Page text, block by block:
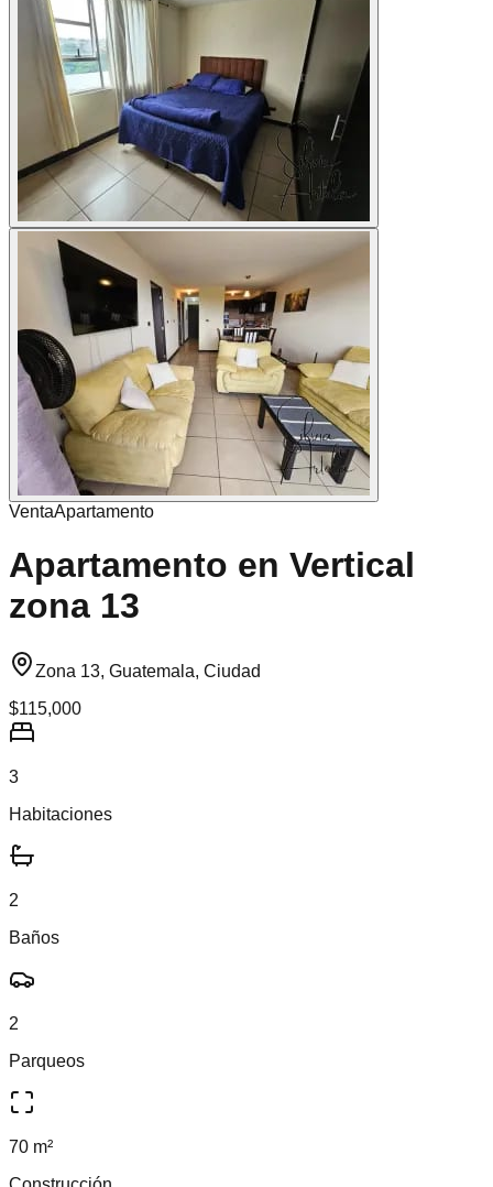
VentaApartamento
Apartamento en Vertical
zona 13
Zona 13, Guatemala, Ciudad
$115,000
3
Habitaciones
2
Baños
2
Parqueos
70 m²